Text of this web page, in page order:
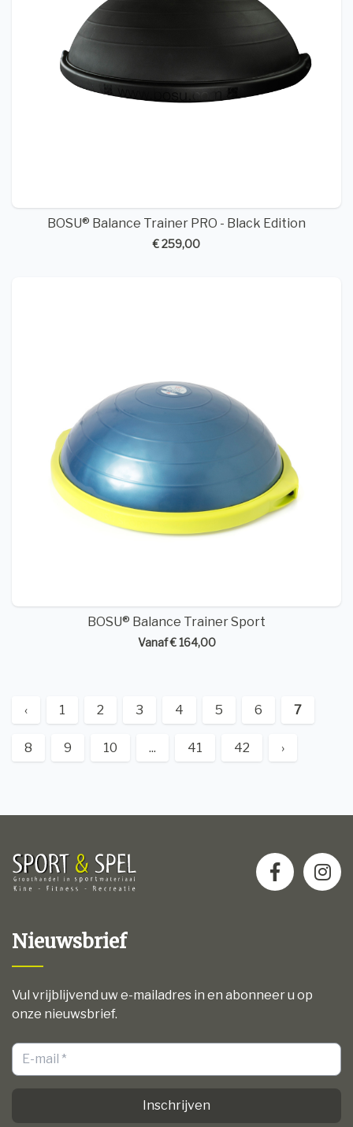
BOSU® Balance Trainer PRO - Black Edition
€ 259,00
BOSU® Balance Trainer Sport
Vanaf € 164,00
‹ 1 2 3 4 5 6 7
8 9 10 ... 41 42 ›
Nieuwsbrief
Vul vrijblijvend uw e-mailadres in en abonneer u op
onze nieuwsbrief.
Inschrijven